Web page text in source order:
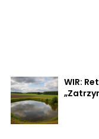
WIR: